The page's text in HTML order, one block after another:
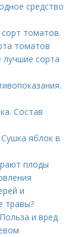
средство
томатов.
томатов
лучшие сорта
Состав
яблок в
плоды
и
травы?
и вред